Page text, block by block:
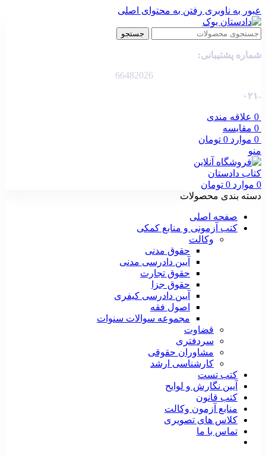
عبور به ناوبری رفتن به محتوای اصلی
جستجو
شماره پشتیبانی:
66482026
-۰۲۱
0 علاقه مندی
0 مقایسه
0 موارد 0 تومان
منو
0 موارد 0 تومان
دسته بندی محصولات
صفحه اصلی
کتب آزمونی و منابع کمکی
وکالت
حقوق مدنی
آیین دادرسی مدنی
حقوق تجارت
حقوق جزا
آیین دادرسی کیفری
اصول فقه
مجموعه سوالات سنوات
قضاوت
سردفتری
مشاوران حقوقی
کارشناسی ارشد
کتب تست
آیین نگارش و لوایح
کتب قانون
منابع آزمون وکالت
کلاس های تصویری
تماس با ما